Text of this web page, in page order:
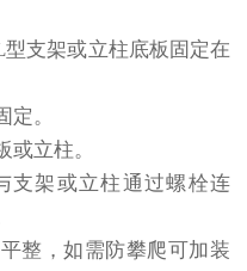
支架或立柱底板固定在
。
立柱。
支架或立柱通过螺栓连
整，如需防攀爬可加装